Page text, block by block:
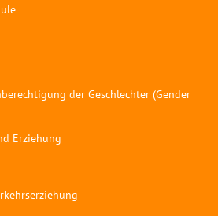
der Geschlechter (Gender
Erziehung